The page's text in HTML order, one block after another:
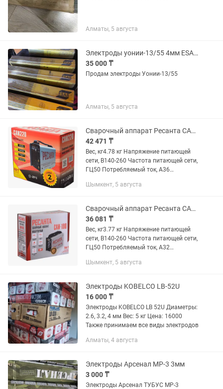
Алматы, 5 августа
Электроды уонии-13/55 4мм ESAB и диски
35 000 ₸
Продам электроды Уонии-13/55
Алматы, 5 августа
Сварочный аппарат Ресанта САИ-220
42 471 ₸
Вес, кг4.78 кг Напряжение питающей
сети, В140-260 Частота питающей сети,
ГЦ50 Потребляемый ток, А36
Максимальный сварочный ток MMA,
Шымкент, 5 августа
Сварочный аппарат Ресанта САИ-190
36 081 ₸
Вес, кг3.77 кг Напряжение питающей
сети, В140-260 Частота питающей сети,
ГЦ50 Потребляемый ток, А32
Габариты упаковки0.33 × 0.195 × 0.115
Шымкент, 5 августа
Электроды KOBELCO LB-52U
16 000 ₸
Электроды KOBELCO LB 52U Диаметры:
2.6, 3.2, 4 мм Вес: 5 кг Цена: 16000
Также принимаем все виды электродов
Алматы, 4 августа
Электроды Арсенал МР-3 3мм
3 000 ₸
Электроды Арсенал ТУБУС МР-3